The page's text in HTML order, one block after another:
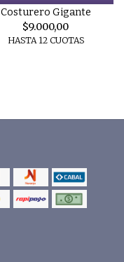
Costurero Gigante
$9.000,00
HASTA 12 CUOTAS